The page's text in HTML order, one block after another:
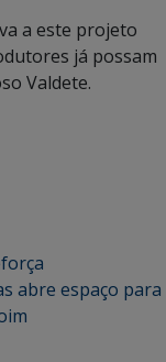
a este projeto
já possam
Valdete.
abre espaço para